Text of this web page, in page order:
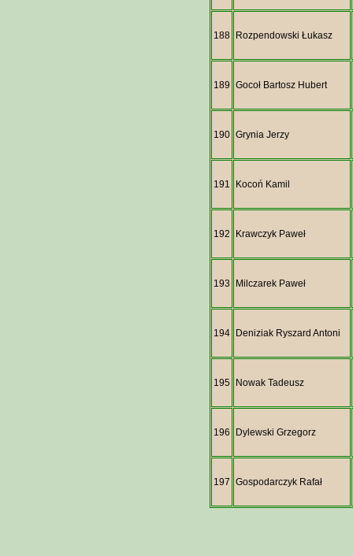
188 Rozpendowski Łukasz
189 Gocoł Bartosz Hubert
190 Grynia Jerzy
191 Kocoń Kamil
192 Krawczyk Paweł
193 Milczarek Paweł
194 Deniziak Ryszard Antoni
195 Nowak Tadeusz
196 Dylewski Grzegorz
197 Gospodarczyk Rafał